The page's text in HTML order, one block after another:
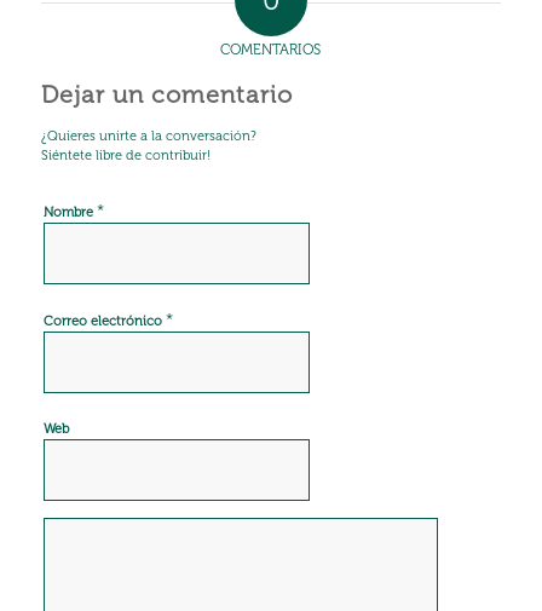
COMENTARIOS
Dejar un comentario
¿Quieres unirte a la conversación?
Siéntete libre de contribuir!
Nombre *
Correo electrónico *
Web